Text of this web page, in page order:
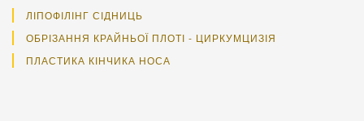
ЛІПОФІЛІНГ СІДНИЦЬ
ОБРІЗАННЯ КРАЙНЬОЇ ПЛОТІ - ЦИРКУМЦИЗІЯ
ПЛАСТИКА КІНЧИКА НОСА